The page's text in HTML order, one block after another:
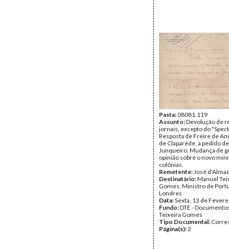
Pasta:08081.119
Assunto:Devolução de
jornais, excepto do
Resposta de Freire de
de Claparède, a pedido
Junqueiro. Mudança de
opinião sobre o novo
colónias.
Remetente:José
Destinatário:Manuel
Gomes, Ministro de
Londres
Data:Sexta, 13 de
Fundo:DTE -
Teixeira Gomes
Tipo Documental:
Página(s):2